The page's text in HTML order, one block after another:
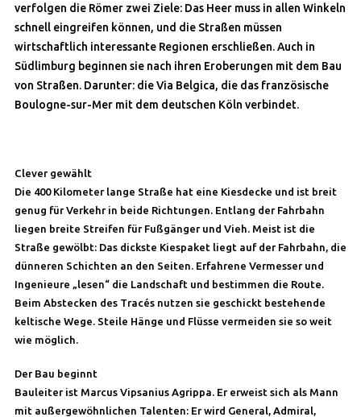
verfolgen die Römer zwei Ziele: Das Heer muss in allen Winkeln
schnell eingreifen können, und die Straßen müssen
wirtschaftlich interessante Regionen erschließen. Auch in
Südlimburg beginnen sie nach ihren Eroberungen mit dem Bau
von Straßen. Darunter: die Via Belgica, die das französische
Boulogne-sur-Mer mit dem deutschen Köln verbindet.
Clever gewählt
Die 400 Kilometer lange Straße hat eine Kiesdecke und ist breit
genug für Verkehr in beide Richtungen. Entlang der Fahrbahn
liegen breite Streifen für Fußgänger und Vieh. Meist ist die
Straße gewölbt: Das dickste Kiespaket liegt auf der Fahrbahn, die
dünneren Schichten an den Seiten. Erfahrene Vermesser und
Ingenieure „lesen“ die Landschaft und bestimmen die Route.
Beim Abstecken des Tracés nutzen sie geschickt bestehende
keltische Wege. Steile Hänge und Flüsse vermeiden sie so weit
wie möglich.
Der Bau beginnt
Bauleiter ist Marcus Vipsanius Agrippa. Er erweist sich als Mann
mit außergewöhnlichen Talenten: Er wird General, Admiral,